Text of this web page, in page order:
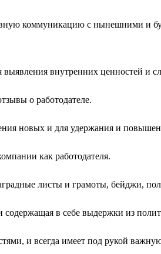
коммуникацию с нынешними и
внутренних ценностей и
о работодателе.
новых и для удержания и
как работодателя.
листы и грамоты, бейджи,
в себе выдержки из
и всегда имеет под рукой